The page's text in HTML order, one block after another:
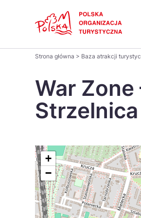
Pomysł na...
Regiony
Parki narodowe
Gastronomia i kuchnia
na
stronie
Strona główna > Baza atrakcji
War Zone
Strzelnica
+
−